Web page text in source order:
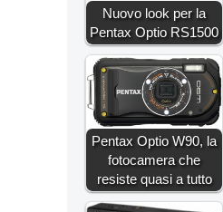
Nuovo look per la
Pentax Optio RS1500
Pentax Optio W90, la
fotocamera che
resiste quasi a tutto